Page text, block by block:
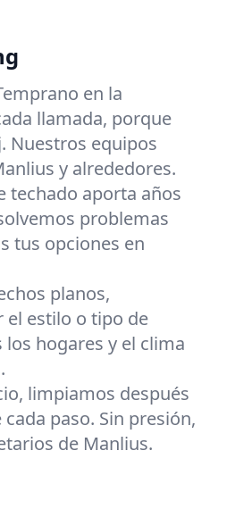
en la
llamada, porque
Nuestros equipos
y alrededores.
techado aporta años
problemas
tus opciones en
planos,
estilo o tipo de
hogares y el clima
limpiamos después
paso. Sin presión,
de Manlius.